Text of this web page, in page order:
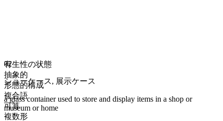
有生性の状態
抽象的
形態的構成
複合語
可算
複数形
02
ショーケース, 展示ケース
a glass container used to store and display items in a shop or
museum or home